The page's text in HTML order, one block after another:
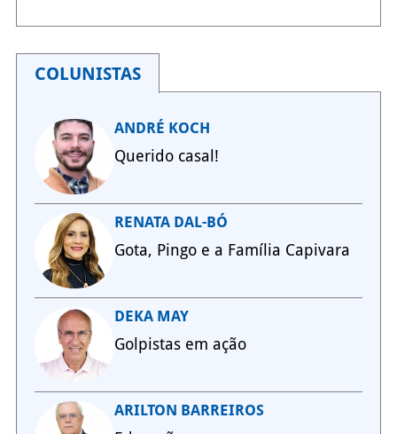
COLUNISTAS
ANDRÉ KOCH
Querido casal!
RENATA DAL-BÓ
Gota, Pingo e a Família Capivara
DEKA MAY
Golpistas em ação
ARILTON BARREIROS